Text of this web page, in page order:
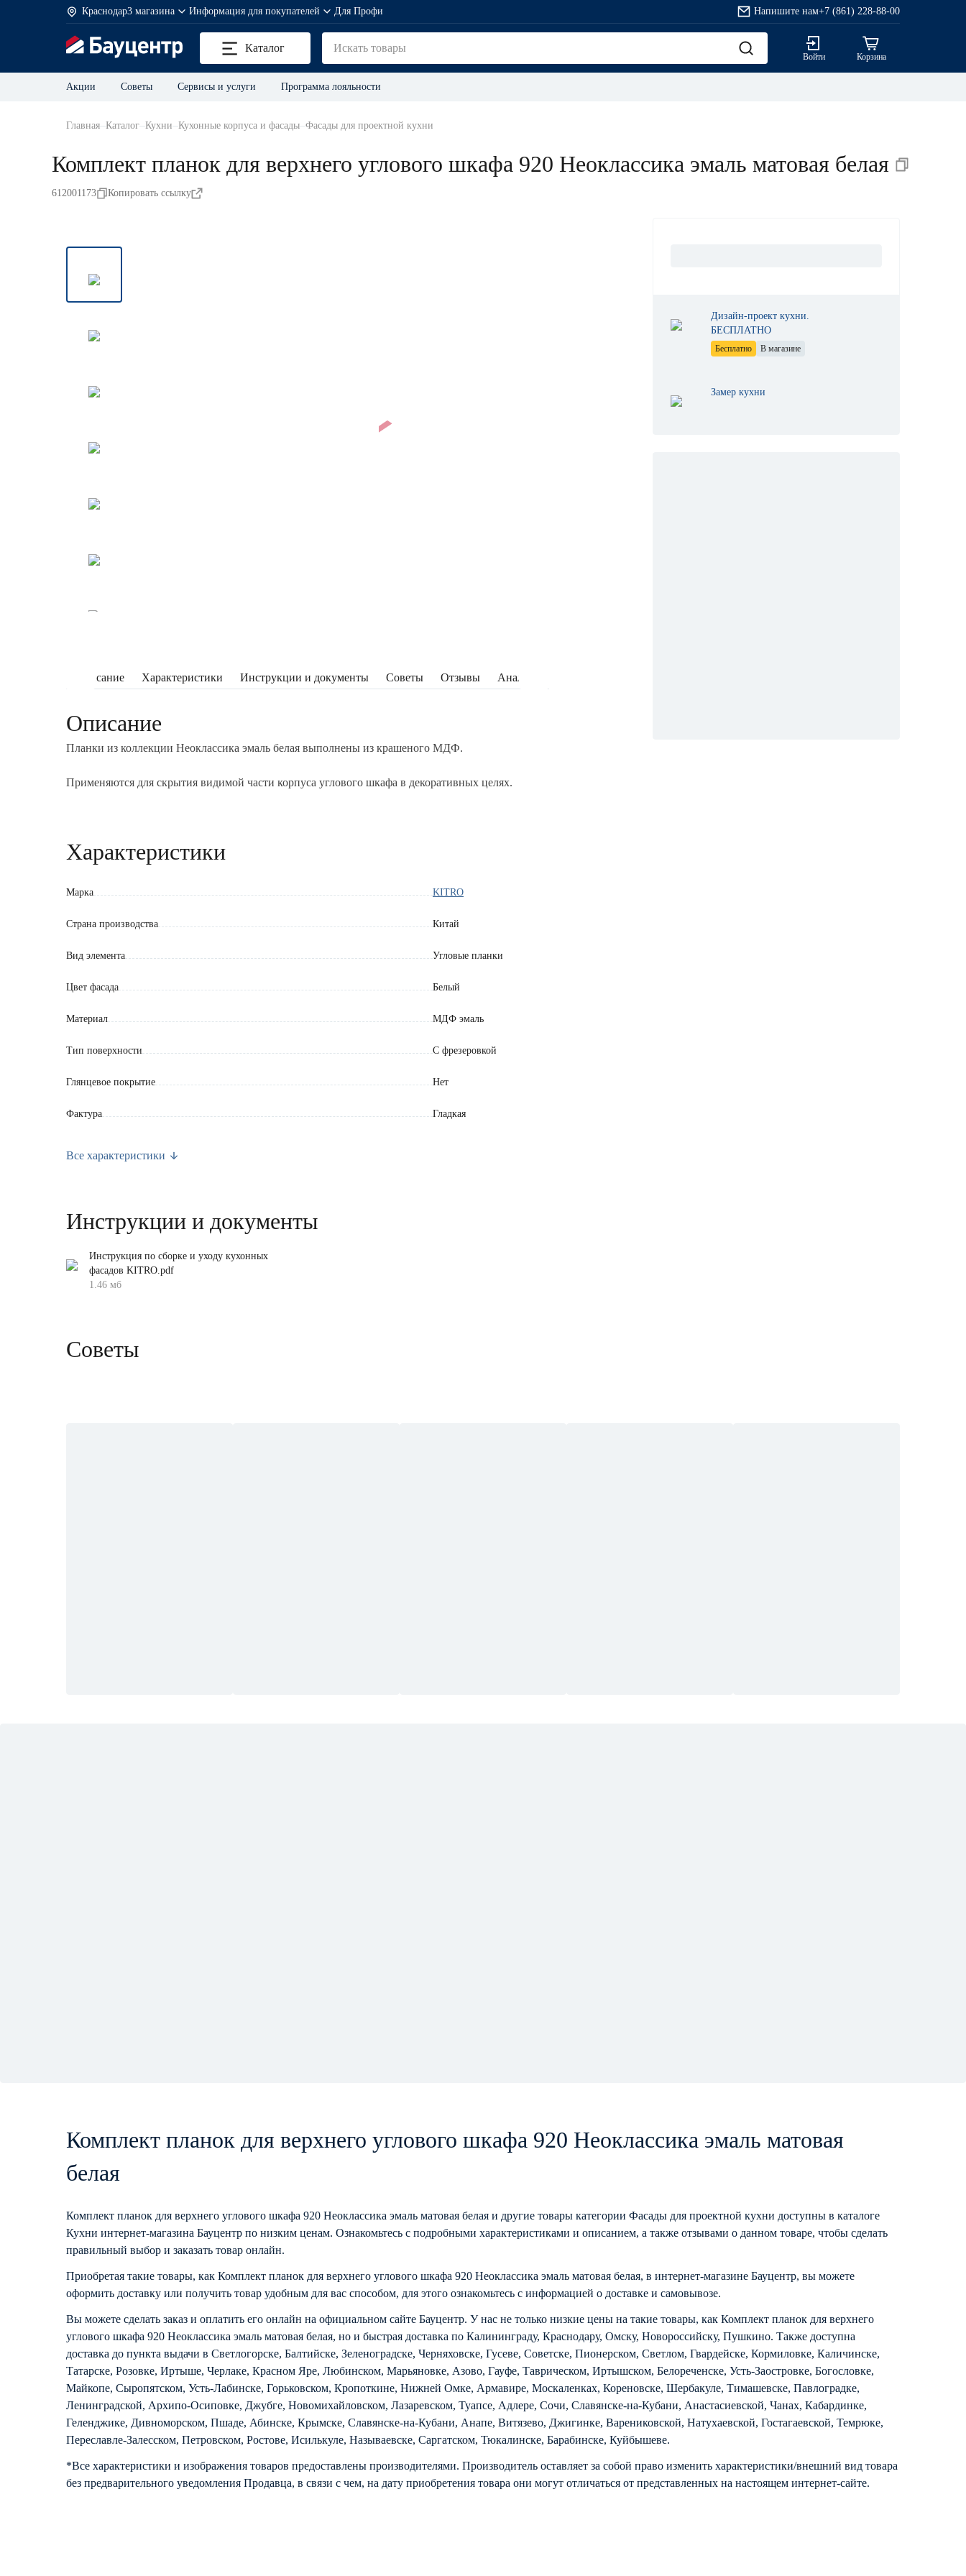
Краснодар3 магазина Информация для покупателей Для Профи Напишите нам+7 (861) 228-88-00
Каталог
Войти Корзина
Акции Советы Сервисы и услуги Программа лояльности
Главная Каталог Кухни Кухонные корпуса и фасады Фасады для проектной кухни
Комплект планок для верхнего углового шкафа 920 Неоклассика эмаль матовая белая
612001173 Копировать ссылку
Описание Характеристики Инструкции и документы Советы Отзывы Аналоги
Описание
Планки из коллекции Неоклассика эмаль белая выполнены из крашеного МДФ.
Применяются для скрытия видимой части корпуса углового шкафа в декоративных целях.
Обратите внимание:
Уход: протирать влажной тканью, смоченной в любом чистящем средстве на мыльной основе, не содержащем
абразивов и агрессивных веществ, после вытереть насухо.
отличаться от реального. Также цвет фасада может варьироваться при разном освещении.
Характеристики
Марка KITRO
Страна производства Китай
Вид элемента Угловые планки
Цвет фасада Белый
Материал МДФ эмаль
Тип поверхности С фрезеровкой
Глянцевое покрытие Нет
Фактура Гладкая
Гарантия
Все характеристики
Инструкции и документы
Инструкция по сборке и уходу кухонных
фасадов KITRO.pdf
1.46 мб
Дизайн-проект кухни.
БЕСПЛАТНО
Бесплатно В магазине
Замер кухни
Советы
Комплект планок для верхнего углового шкафа 920 Неоклассика эмаль матовая
белая
Комплект планок для верхнего углового шкафа 920 Неоклассика эмаль матовая белая и другие товары категории Фасады для проектной кухни доступны в каталоге
Кухни интернет-магазина Бауцентр по низким ценам. Ознакомьтесь с подробными характеристиками и описанием, а также отзывами о данном товаре, чтобы сделать
правильный выбор и заказать товар онлайн.
Приобретая такие товары, как Комплект планок для верхнего углового шкафа 920 Неоклассика эмаль матовая белая, в интернет-магазине Бауцентр, вы можете
оформить доставку или получить товар удобным для вас способом, для этого ознакомьтесь с информацией о доставке и самовывозе.
Вы можете сделать заказ и оплатить его онлайн на официальном сайте Бауцентр. У нас не только низкие цены на такие товары, как Комплект планок для верхнего
углового шкафа 920 Неоклассика эмаль матовая белая, но и быстрая доставка по Калининграду, Краснодару, Омску, Новороссийску, Пушкино. Также доступна
доставка до пункта выдачи в Светлогорске, Балтийске, Зеленоградске, Черняховске, Гусеве, Советске, Пионерском, Светлом, Гвардейске, Кормиловке, Каличинске,
Татарске, Розовке, Иртыше, Черлаке, Красном Яре, Любинском, Марьяновке, Азово, Гауфе, Таврическом, Иртышском, Белореченске, Усть-Заостровке, Богословке,
Майкопе, Сыропятском, Усть-Лабинске, Горьковском, Кропоткине, Нижней Омке, Армавире, Москаленках, Кореновске, Шербакуле, Тимашевске, Павлоградке,
Ленинградской, Архипо-Осиповке, Джубге, Новомихайловском, Лазаревском, Туапсе, Адлере, Сочи, Славянске-на-Кубани, Анастасиевской, Чанах, Кабардинке,
Геленджике, Дивноморском, Пшаде, Абинске, Крымске, Славянске-на-Кубани, Анапе, Витязево, Джигинке, Варениковской, Натухаевской, Гостагаевской, Темрюке,
Переславле-Залесском, Петровском, Ростове, Исилькуле, Называевске, Саргатском, Тюкалинске, Барабинске, Куйбышеве.
*Все характеристики и изображения товаров предоставлены производителями. Производитель оставляет за собой право изменить характеристики/внешний вид товара
без предварительного уведомления Продавца, в связи с чем, на дату приобретения товара они могут отличаться от представленных на настоящем интернет-сайте.